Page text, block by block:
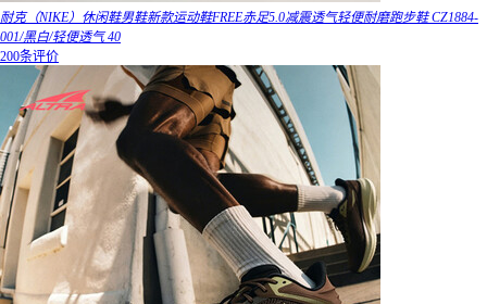
耐克（NIKE）休闲鞋男鞋新款运动鞋FREE赤足5.0减震透气轻便耐磨跑步鞋 CZ1884-
001/黑白/轻便透气 40
200条评价